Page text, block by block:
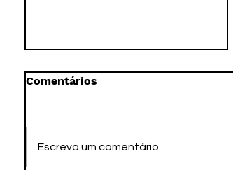
Comentários
Escreva um comentário